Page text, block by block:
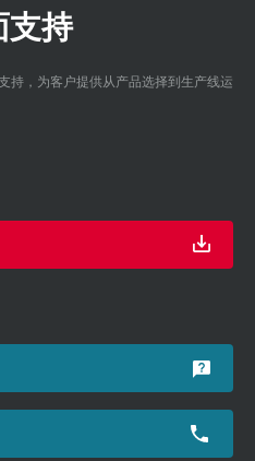
支持
持，为客户提供从产品选择到生产线运